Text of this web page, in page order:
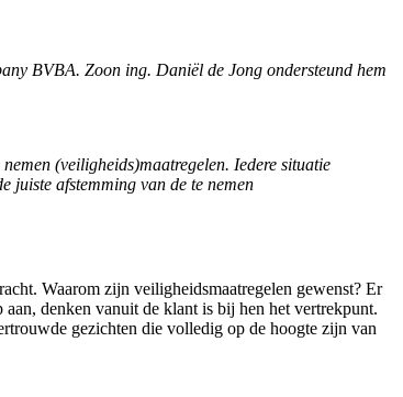
BVBA. Zoon ing. Daniël de Jong ondersteund hem
(veiligheids)maatregelen. Iedere situatie
juiste afstemming van de te nemen
Waarom zijn veiligheidsmaatregelen gewenst? Er
denken vanuit de klant is bij hen het vertrekpunt.
gezichten die volledig op de hoogte zijn van